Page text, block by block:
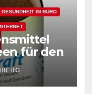
GESUNDHEIT IM BÜRO
für den
FÜR MÄNNER